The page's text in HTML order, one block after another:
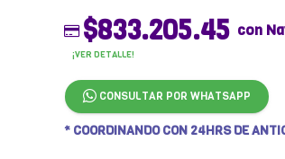
$833.205.45 con
¡VER DETALLE!
CONSULTAR POR WHATSAPP
* COORDINANDO CON 24HRS DE